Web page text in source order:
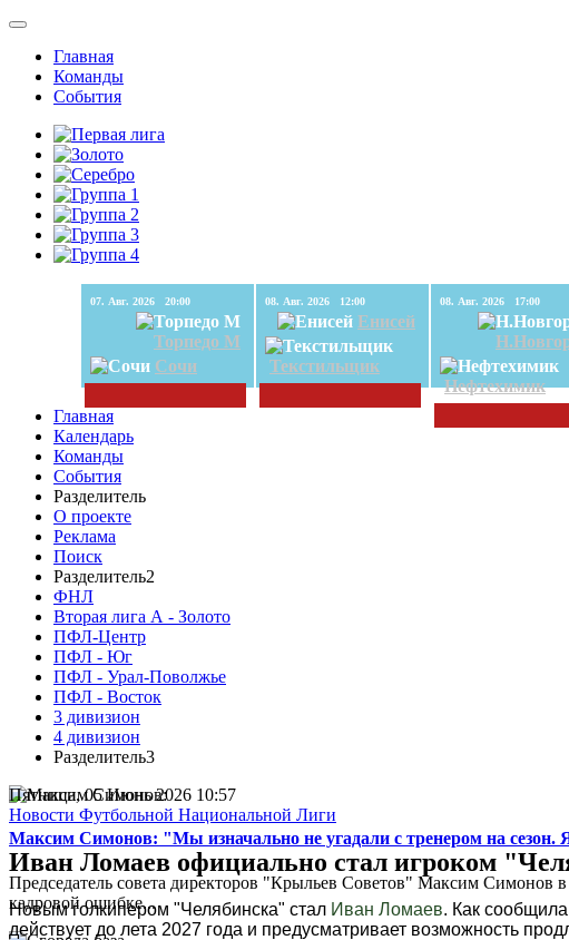
Главная
Команды
События
07. Авг. 2026 20:00
Торпедо М
Сочи
08. Авг. 2026 12:00
Енисей
Текстильщик
08. Авг. 2026 17:00
Нефтехимик
Главная
Календарь
Команды
События
Разделитель
О проекте
Реклама
Поиск
Разделитель2
ФНЛ
Вторая лига А - Золото
ПФЛ-Центр
ПФЛ - Юг
ПФЛ - Урал-Поволжье
ПФЛ - Восток
3 дивизион
4 дивизион
Разделитель3
Максим Симонов: "Мы изначально не угадали с тренером на сезон.
Председатель совета директоров "Крыльев Советов" Максим Симонов
кадровой ошибке...
Пятница, 05 Июнь 2026 10:57
Новости Футбольной Национальной Лиги
Иван Ломаев официально стал игроком
Новым голкипером "Челябинска" стал Иван Ломаев. Как
действует до лета 2027 года и предусматривает возможность